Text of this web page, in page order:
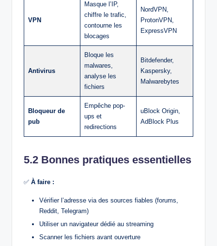
VPN
Masque l’IP,
chiffre le trafic,
contourne les
blocages
NordVPN,
ProtonVPN,
ExpressVPN
Antivirus
Bloque les
malwares,
analyse les
fichiers
Bitdefender,
Kaspersky,
Malwarebytes
Bloqueur de
pub
Empêche pop-
ups et
redirections
uBlock Origin,
AdBlock Plus
5.2 Bonnes pratiques essentielles
✅ À faire :
Vérifier l’adresse via des sources fiables (forums,
Reddit, Telegram)
Utiliser un navigateur dédié au streaming
Scanner les fichiers avant ouverture